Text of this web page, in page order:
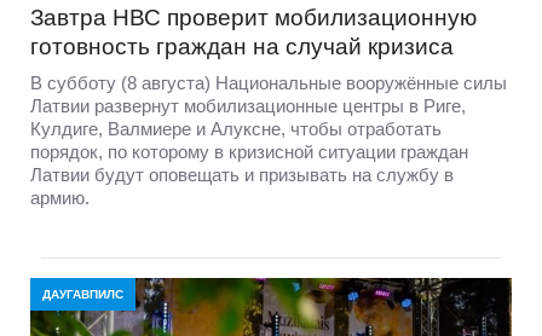
Завтра НВС проверит мобилизационную
готовность граждан на случай кризиса
В субботу (8 августа) Национальные вооружённые силы
Латвии развернут мобилизационные центры в Риге,
Кулдиге, Валмиере и Алуксне, чтобы отработать
порядок, по которому в кризисной ситуации граждан
Латвии будут оповещать и призывать на службу в
армию.
ДАУГАВПИЛС